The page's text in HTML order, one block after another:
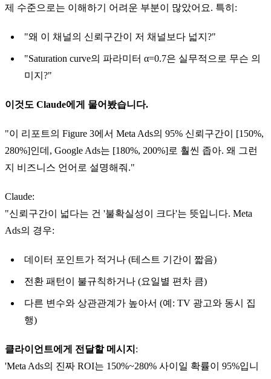
제 수준으로는 이해하기 어려운 부분이 많았어요. 특히:
"왜 이 채널의 신뢰구간이 저 채널보다 넓지?"
"Saturation curve의 파라미터 α=0.7은 실무적으로 무슨 의
미지?"
이것도 Claude에게 물어봤습니다.
"이 리포트의 Figure 3에서 Meta Ads의 95% 신뢰구간이 [150%,
280%]인데, Google Ads는 [180%, 200%]로 훨씬 좁아. 왜 그런
지 비즈니스 언어로 설명해줘."
Claude:
"신뢰구간이 넓다는 건 '불확실성이 크다'는 뜻입니다. Meta
Ads의 경우:
데이터 포인트가 적거나 (테스트 기간이 짧음)
전환 패턴이 불규칙하거나 (요일별 편차 큼)
다른 변수와 상관관계가 높아서 (예: TV 광고와 동시 집
행)
클라이언트에게 전달할 메시지 :
'Meta Ads의 진짜 ROI는 150%~280% 사이일 확률이 95%입니